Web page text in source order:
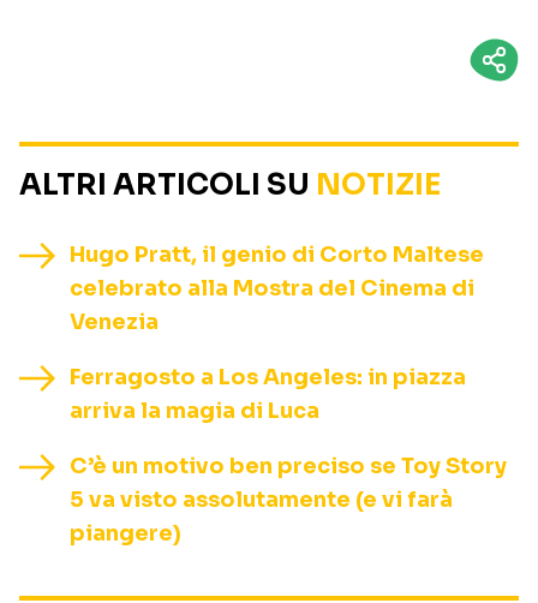
ALTRI ARTICOLI SU NOTIZIE
Hugo Pratt, il genio di Corto Maltese
celebrato alla Mostra del Cinema di
Venezia
Ferragosto a Los Angeles: in piazza
arriva la magia di Luca
C’è un motivo ben preciso se Toy Story
5 va visto assolutamente (e vi farà
piangere)